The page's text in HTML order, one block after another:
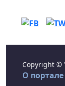
Copyright ©
О портале